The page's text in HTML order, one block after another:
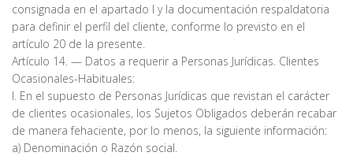
consignada en el apartado I y la documentación respaldatoria
para definir el perfil del cliente, conforme lo previsto en el
artículo 20 de la presente.
Artículo 14. — Datos a requerir a Personas Jurídicas. Clientes
Ocasionales-Habituales:
I. En el supuesto de Personas Jurídicas que revistan el carácter
de clientes ocasionales, los Sujetos Obligados deberán recabar
de manera fehaciente, por lo menos, la siguiente información:
a) Denominación o Razón social.